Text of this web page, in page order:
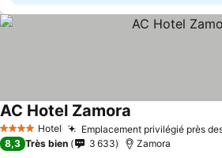
4 Étoiles Hotel Emplacement privilégié près
AC Hotel Zamora
8,3 Très bien 3 633 Zamora